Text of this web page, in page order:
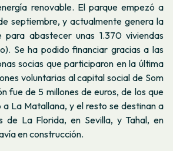
renovable. El parque empezó a
septiembre, y actualmente genera la
para abastecer unas 1.370 viviendas
Se ha podido financiar gracias a las
socias que participaron en la última
voluntarias al capital social de Som
fue de 5 millones de euros, de los que
a La Matallana, y el resto se destinan a
de La Florida, en Sevilla, y Tahal, en
en construcción.